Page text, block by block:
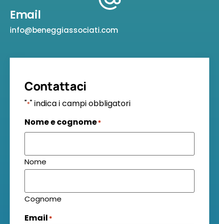
Email
info@beneggiassociati.com
Contattaci
"*" indica i campi obbligatori
Nome e cognome*
Nome
Cognome
Email *